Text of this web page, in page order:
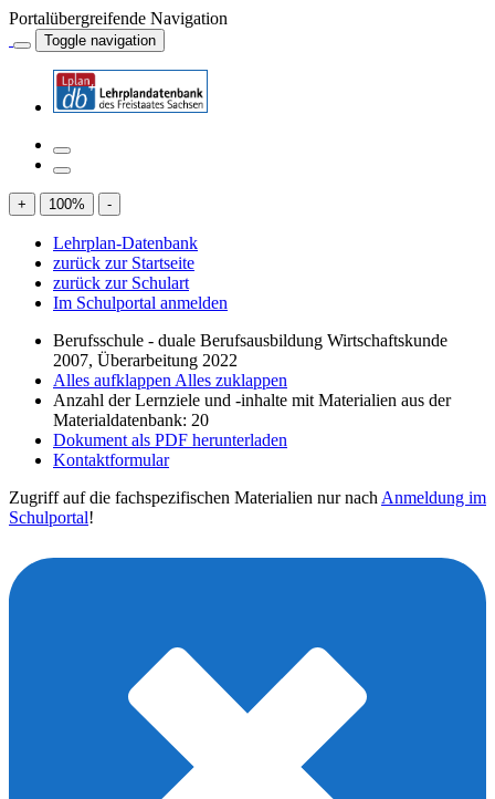
Portalübergreifende Navigation
Toggle navigation
+ 100% -
Lehrplan-Datenbank
zurück zur Startseite
zurück zur Schulart
Im Schulportal anmelden
Berufsschule - duale Berufsausbildung Wirtschaftskunde
2007, Überarbeitung 2022
Alles aufklappen Alles zuklappen
Anzahl der Lernziele und -inhalte mit Materialien aus der
Materialdatenbank: 20
Dokument als PDF herunterladen
Kontaktformular
Zugriff auf die fachspezifischen Materialien nur nach Anmeldung im
Schulportal!